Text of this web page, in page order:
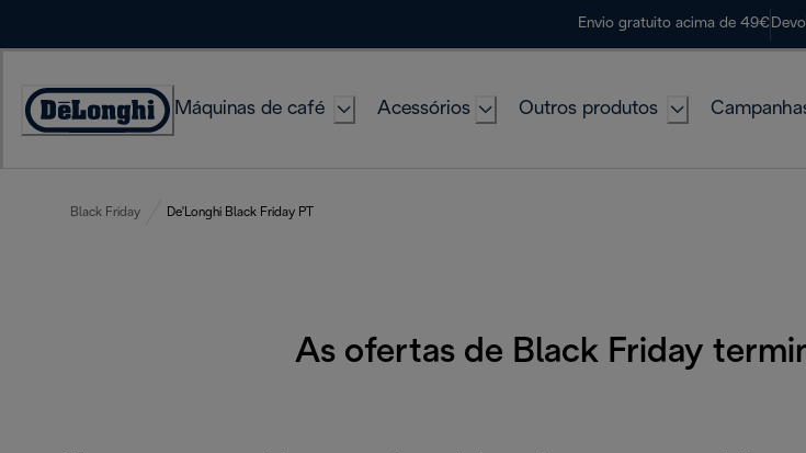
Envio gratuito acima de 49€
Accessibility
Máquinas de café Acessórios Outros produtos
Black Friday De'Longhi Black Friday PT
As ofertas de Black Friday